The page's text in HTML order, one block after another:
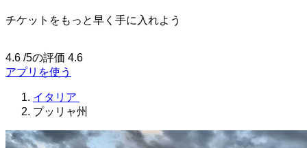
チケットをもっと早く手に入れよう
4.6 /5の評価 4.6
アプリを使う
イタリア
プッリャ州